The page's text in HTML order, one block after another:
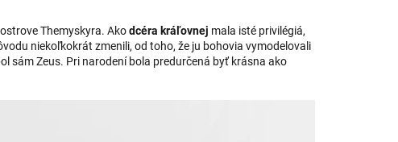
Themyskyra. Akodcéra kráľovnej mala isté privilégiá,
niekoľkokrát zmenili, od toho, že ju bohovia vymodelovali
sám Zeus. Pri narodení bola predurčená byť krásna ako